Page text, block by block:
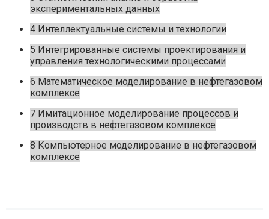
экспериментальных данных
4 Интеллектуальные системы и технологии
5 Интегрированные системы проектирования и
управления технологическими процессами
6 Математическое моделирование в нефтегазовом
комплексе
7 Имитационное моделирование процессов и
производств в нефтегазовом комплексе
8 Компьютерное моделирование в нефтегазовом
комплексе